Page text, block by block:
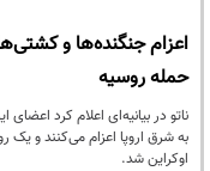
اعزام جنگنده‌ها و
حمله روسیه
ناتو در بیانیه‌ای اعلام کرد
به شرق اروپا اعزام می‌کنند و
اوکراین شد.